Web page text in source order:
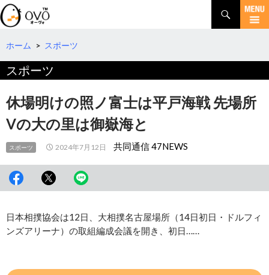
検
索
コ
テ
へ
ホーム > スポーツ
スポーツ
休場明けの照ノ富士は平戸海戦 先場所
Vの大の里は御嶽海と
スポーツ 2024年7月12日 共同通信 47NEWS
日本相撲協会は12日、大相撲名古屋場所（14日初日・ドルフィ
ンズアリーナ）の取組編成会議を開き、初日……